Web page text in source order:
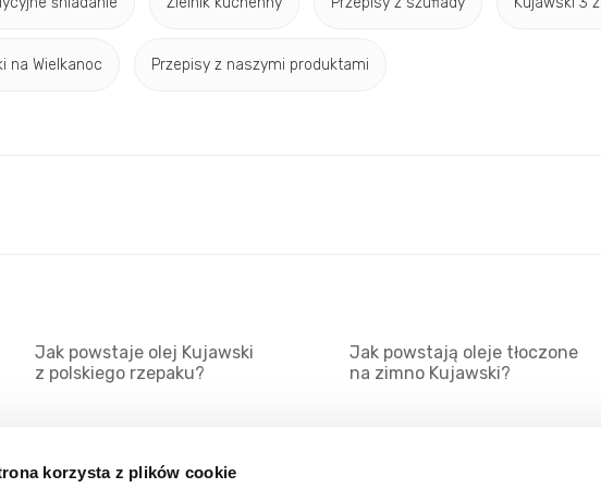
korzysta z plików cookie
na Wielkanoc Przepisy z naszymi produktami
Jak powstaje olej Kujawski
z polskiego rzepaku?
Jak powstają oleje tłoczone
na zimno Kujawski?